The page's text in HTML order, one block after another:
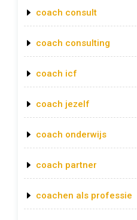
coach consult
coach consulting
coach icf
coach jezelf
coach onderwijs
coach partner
coachen als professie